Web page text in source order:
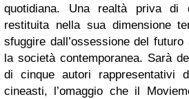
quotidiana. Una realtà priva di
restituita nella sua dimensione
sfuggire dall’ossessione del
la società contemporanea. Sarà
di cinque autori rappresentativi
cineasti, l’omaggio che il